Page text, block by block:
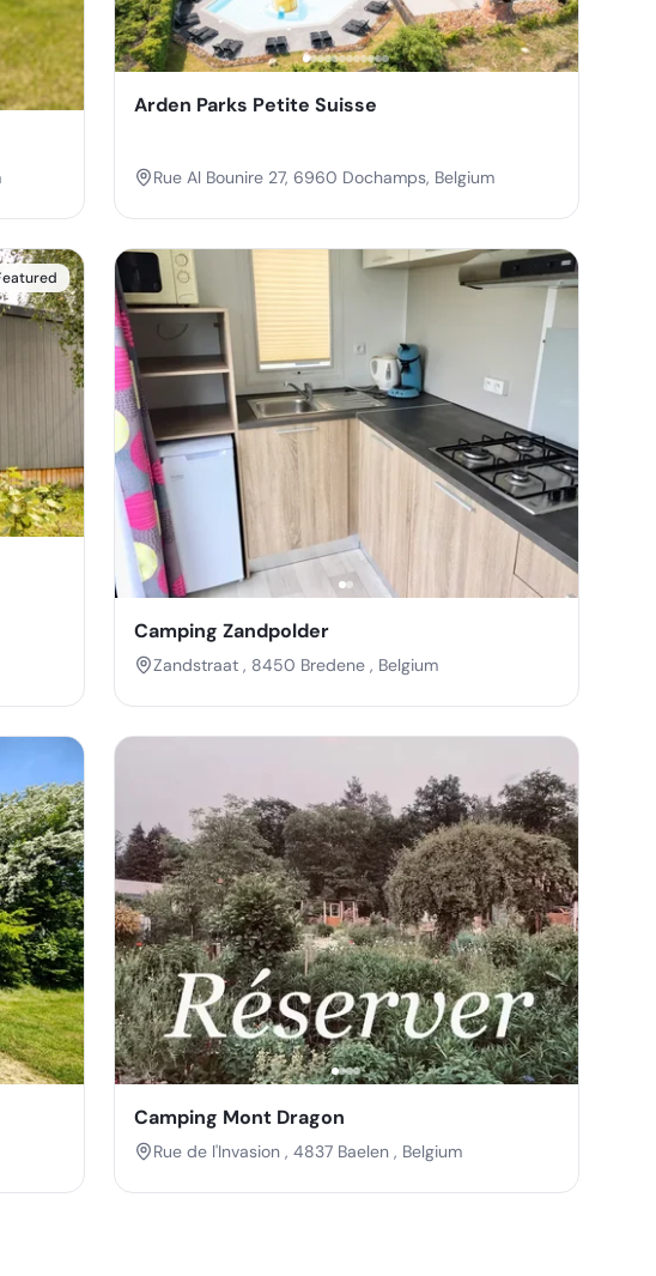
Arden Parks Petite Suisse
Rue Al Bounire 27, 6960 Dochamps, Belgium
Camping Zandpolder
Zandstraat , 8450 Bredene , Belgium
Camping Mont Dragon
Rue de l'Invasion , 4837 Baelen , Belgium